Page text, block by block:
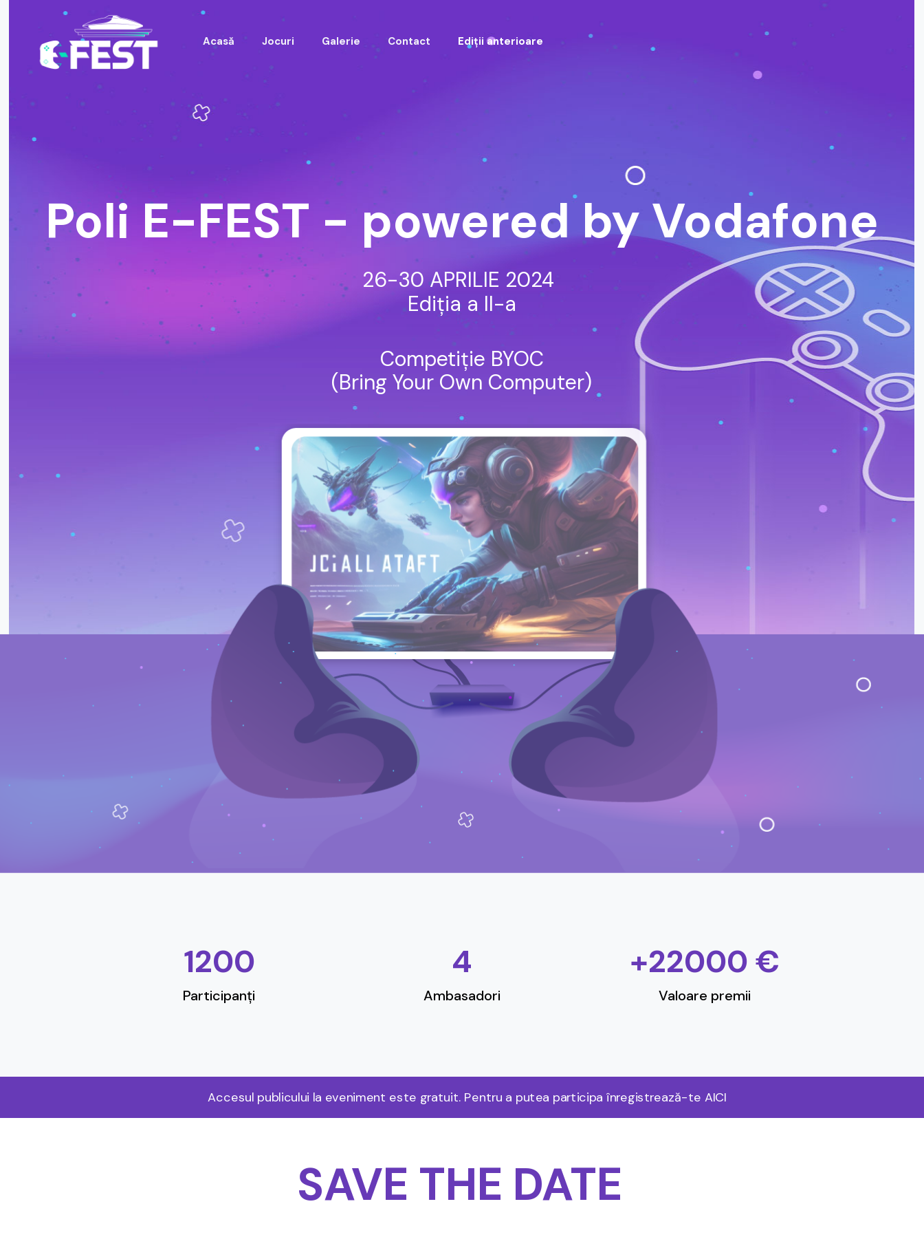
Acasă Jocuri Galerie Contact Ediții anterioare
26-30 APRILIE 2024
Poli E-FEST - powered by Vodafone
Competiție BYOC
(Bring Your Own Computer)
Ediția a II-a
1200
Participanți
4
Ambasadori
+22000 €
Valoare premii
Accesul publicului la eveniment este gratuit. Pentru a putea participa înregistrează-te AICI
SAVE THE DATE